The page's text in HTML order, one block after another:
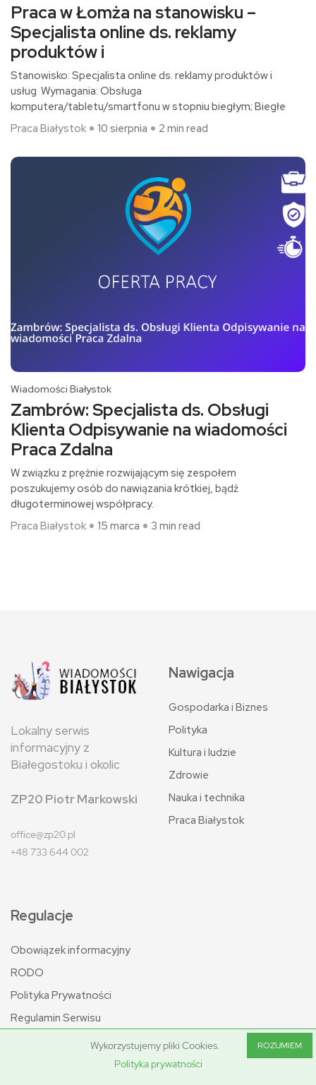
Praca w Łomża na stanowisku –
Specjalista online ds. reklamy
produktów i
Stanowisko: Specjalista online ds. reklamy produktów i
usług Wymagania: Obsługa
komputera/tabletu/smartfonu w stopniu biegłym; Biegłe
Praca Białystok
10 sierpnia 2 min read
Wiadomości Białystok
Zambrów: Specjalista ds. Obsługi
Klienta Odpisywanie na wiadomości
Praca Zdalna
W związku z prężnie rozwijającym się zespołem
poszukujemy osób do nawiązania krótkiej, bądź
długoterminowej współpracy.
Praca Białystok
15 marca 3 min read
Lokalny serwis
informacyjny z
Białegostoku i okolic
ZP20 Piotr Markowski
office@zp20.pl
+48 733 644 002
Nawigacja
Gospodarka i Biznes
Polityka
Kultura i ludzie
Zdrowie
Nauka i technika
Praca Białystok
Regulacje
Obowiązek informacyjny
RODO
Polityka Prywatności
Regulamin Serwisu
Wykorzystujemy pliki Cookies.
Polityka prywatności
ROZUMIEM